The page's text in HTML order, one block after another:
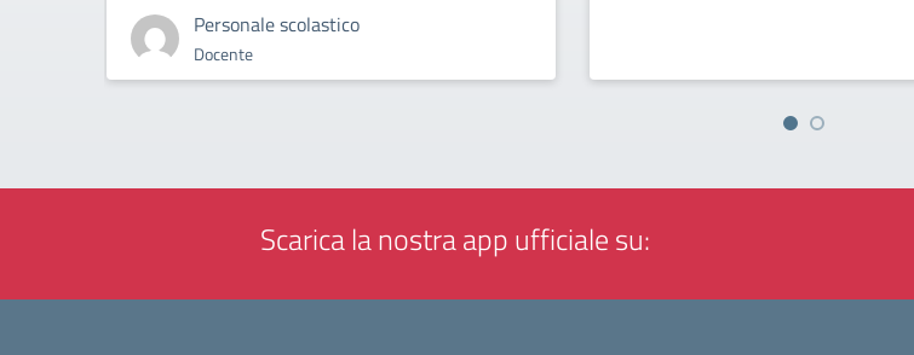
Personale scolastico
Docente
Scarica la nostra app ufficiale su: